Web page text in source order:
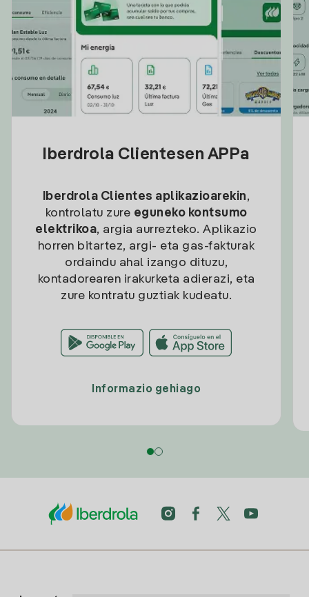
Iberdrola Clientesen APPa
Iberdrola Clientes aplikazioarekin,
kontrolatu zure eguneko kontsumo
elektrikoa, argia aurrezteko. Aplikazio
horren bitartez, argi- eta gas-fakturak
ordaindu ahal izango dituzu,
kontadorearen irakurketa adierazi, eta
zure kontratu guztiak kudeatu.
Informazio gehiago